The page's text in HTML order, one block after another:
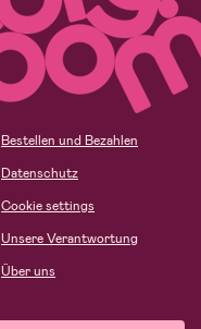
Bestellen und Bezahlen
Datenschutz
Cookie settings
Unsere Verantwortung
Über uns